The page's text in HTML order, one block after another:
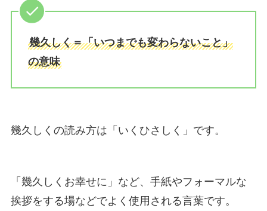
幾久しく＝「いつまでも変わらないこと」
の意味
幾久しくの読み方は「いくひさしく」です。
「幾久しくお幸せに」など、手紙やフォーマルな
挨拶をする場などでよく使用される言葉です。